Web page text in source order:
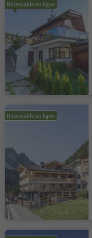
Réservable en ligne
Réservable en ligne